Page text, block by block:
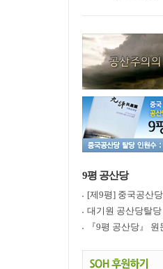
9평 공산당
[제9평] 중국공산
『9평 공산당』